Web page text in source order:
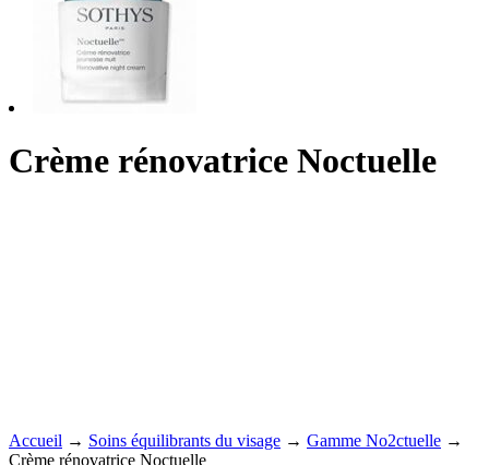
Crème rénovatrice Noctuelle
Accueil → Soins équilibrants du visage → Gamme No2ctuelle →
Crème rénovatrice Noctuelle